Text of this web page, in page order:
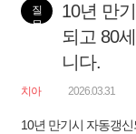
질
문
10년 만
되고 80
니다.
치아 2026.03.31
10년 만기시 자동갱